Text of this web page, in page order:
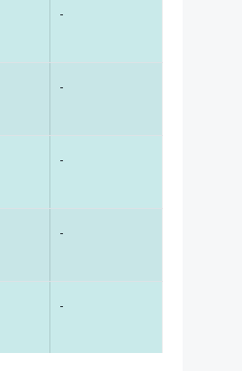
-
-
-
-
-